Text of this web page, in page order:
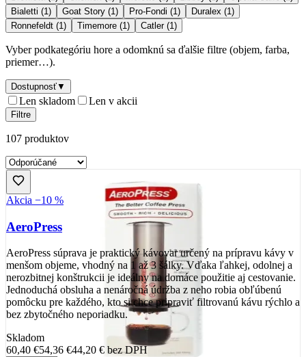
Bialetti (1 ) Goat Story (1 ) Pro-Fondi (1 ) Duralex (1 )
Ronnefeldt (1 ) Timemore (1 ) Catler(1 )
Vyber podkategóriu hore a odomknú sa ďalšie filtre (objem, farba,
priemer…).
Dostupnosť▼
Len skladom Len v akcii
Filtre
107 produktov
Akcia −10 %
AeroPress
AeroPress súprava je praktický kávovar určený na prípravu kávy v
menšom objeme, vhodný na 1 až 3 šálky. Vďaka ľahkej, odolnej a
nerozbitnej konštrukcii je ideálny na domáce použitie aj cestovanie.
Jednoduchá obsluha a nenáročná údržba z neho robia obľúbenú
pomôcku pre každého, kto si chce pripraviť filtrovanú kávu rýchlo a
bez zbytočného neporiadku.
Skladom
60,40 €54,36 €44,20 € bez DPH